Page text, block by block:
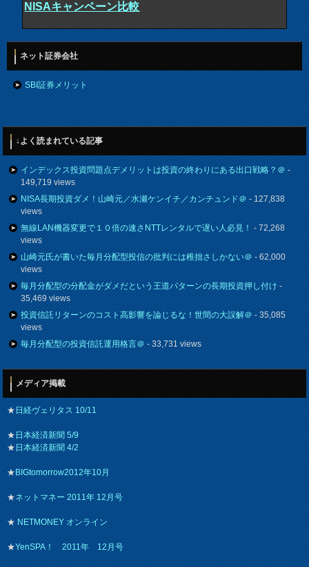
NISAキャンペーン比較
ネット証券会社
SBI証券メリット
↓よく読まれている記事
インデックス投資問題点デメリットは投資の終わりにある出口戦略？＠-
149,719 views
NISA長期投資ダメ！山崎元／水瀬ケンイチ／カンチュンド＠- 127,838
views
無線LAN機器変更で１０倍の速さNTTレンタルで遅い人必見！- 72,268
views
山崎元氏が書いた毎月分配型投信の批判には稚拙さしかない＠- 62,000
views
毎月分配型の分配金がダメだという王道パターンの長期投資押し付け-
35,469 views
投資信託リターンのコスト高影響を論じるな！世間の大誤解＠- 35,085
views
毎月分配型の投資信託運用格言＠- 33,731 views
メディア掲載
★日経ヴェリタス 10/11
★日本経済新聞 5/9
★日本経済新聞 4/2
★BIGtomorrow2012年10月
★ネットマネー 2011年 12月号
★NETMONEY オンライン
★YenSPA！ 2011年 12月号